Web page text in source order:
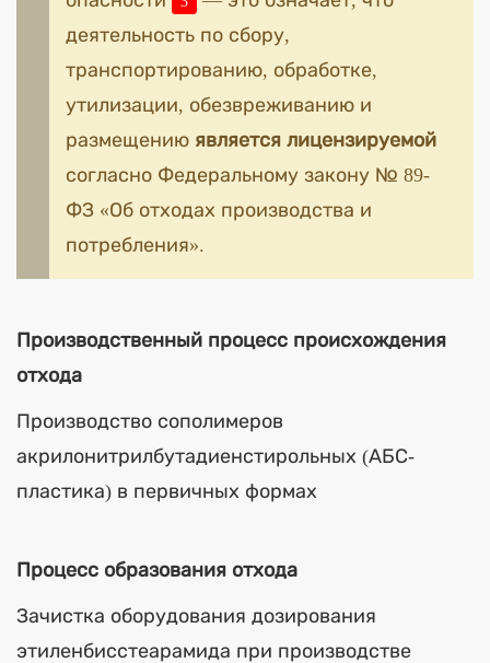
деятельность по сбору,
транспортированию, обработке,
утилизации, обезвреживанию и
размещению является лицензируемой
согласно Федеральному закону № 89-
ФЗ «Об отходах производства и
потребления».
Производственный процесс происхождения
отхода
Производство сополимеров
акрилонитрилбутадиенстирольных (АБС-
пластика) в первичных формах
Процесс образования отхода
Зачистка оборудования дозирования
этиленбисстеарамида при производстве